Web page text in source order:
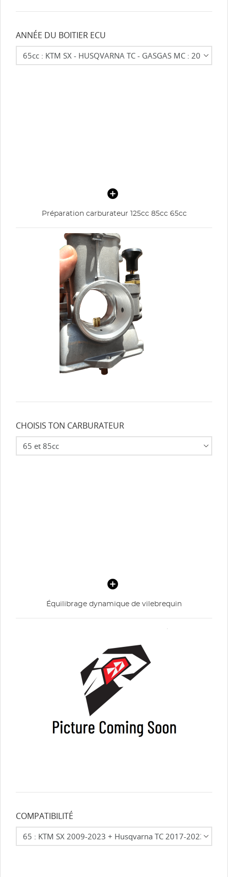
ANNÉE DU BOITIER ECU
Préparation carburateur 125cc 85cc 65cc
CHOISIS TON CARBURATEUR
Équilibrage dynamique de vilebrequin
COMPATIBILITÉ